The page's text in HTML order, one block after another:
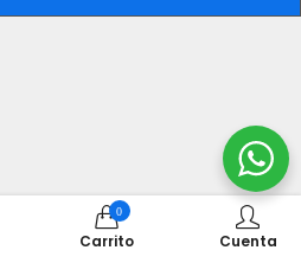
0
Carrito Cuenta